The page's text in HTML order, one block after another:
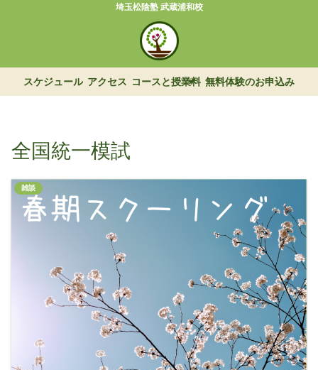
埼玉松陰塾 武蔵浦和校
スケジュール アクセス コースと授業料 無料体験のお申込み
全国統一模試
雑談